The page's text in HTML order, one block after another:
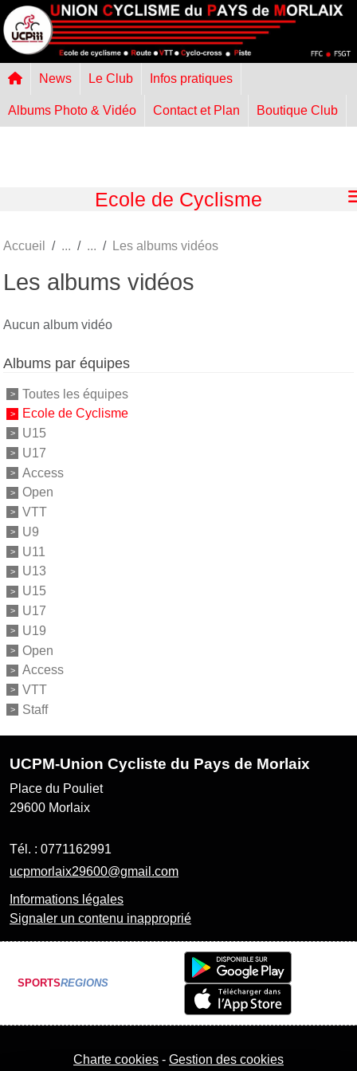
News Le Club Infos pratiques
Albums Photo & Vidéo Contact et Plan Boutique Club
Ecole de Cyclisme
Accueil Les albums vidéos
Les albums vidéos
Aucun album vidéo
Albums par équipes
Toutes les équipes
Ecole de Cyclisme
U15
U17
Access
Open
VTT
U9
U11
U13
U15
U17
U19
Open
Access
VTT
Staff
UCPM-Union Cycliste du Pays de Morlaix
Place du Pouliet
29600 Morlaix
Tél. : 0771162991
ucpmorlaix29600@gmail.com
Informations légales
Signaler un contenu inapproprié
SPORTSREGIONS
Charte cookies Gestion des cookies
Panneau de gestion des cookies